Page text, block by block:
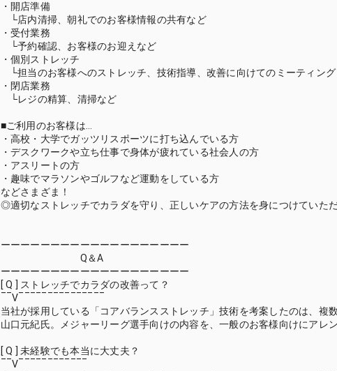
・開店準備
└店内清掃、朝礼でのお客様情報の共有など
・受付業務
└予約確認、お客様のお迎えなど
・個別ストレッチ
└担当のお客様へのストレッチ、技術指導、改善に向けてのミーティング
・閉店業務
└レジの精算、清掃など
■ご利用のお客様は…
・高校・大学でガッツリスポーツに打ち込んでいる方
・デスクワークや立ち仕事で身体が疲れている社会人の方
・アスリートの方
・趣味でマラソンやゴルフなど運動をしている方
などさまざま！
◎適切なストレッチでカラダを守り、正しいケアの方法を身につけていた
ーーーーーーーーーーーーーーーーーーー
Q＆A
ーーーーーーーーーーーーーーーーーーー
[ Q ] ストレッチでカラダの改善って？
‾‾V‾‾‾‾‾‾‾‾‾‾‾‾‾‾‾
当社が採用している「コアバランスストレッチ」技術を考案したのは、複
山口元紀氏。メジャーリーグ選手向けの内容を、一般のお客様向けにアレ
[ Q ] 未経験でも本当に大丈夫？
‾‾V‾‾‾‾‾‾‾‾‾‾‾‾